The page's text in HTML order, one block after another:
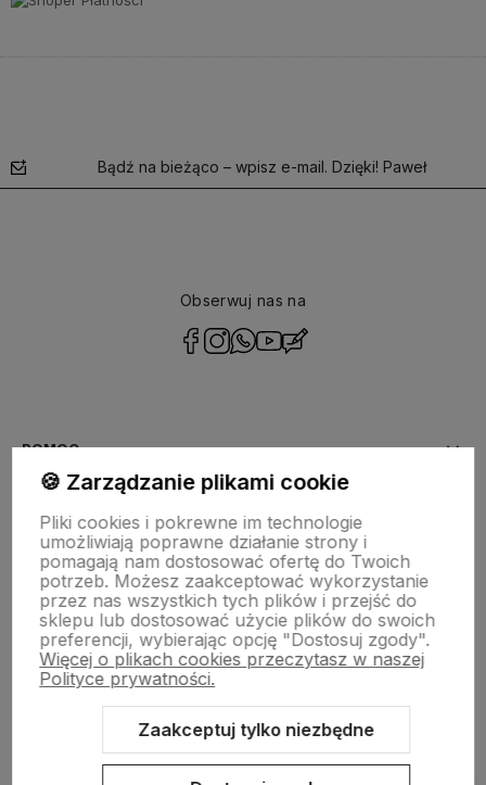
Bądź na bieżąco – wpisz e-mail. Dzięki! Paweł
Obserwuj nas na
POMOC
PŁATNOŚCI I DOSTAWA
INFORMACJE
O NAS
Sklep internetowy Shoper.pl Szablon Shoper Modern 3.0™
GrowCommerce
🍪 Zarządzanie plikami cookie
Pliki cookies i pokrewne im technologie
umożliwiają poprawne działanie strony i
pomagają nam dostosować ofertę do Twoich
potrzeb. Możesz zaakceptować wykorzystanie
przez nas wszystkich tych plików i przejść do
sklepu lub dostosować użycie plików do swoich
preferencji, wybierając opcję "Dostosuj zgody".
Więcej o plikach cookies przeczytasz w naszej
Polityce prywatności.
Zaakceptuj tylko niezbędne